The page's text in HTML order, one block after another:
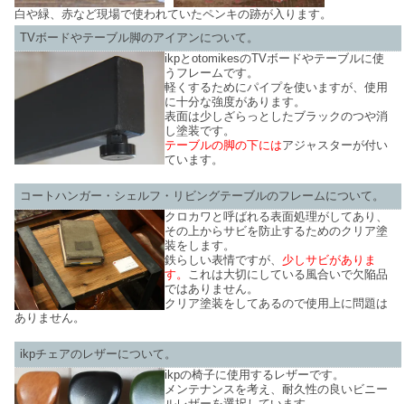
白や緑、赤など現場で使われていたペンキの跡が入ります。
TVボードやテーブル脚のアイアンについて。
ikpとotomikesのTVボードやテーブルに使
うフレームです。
軽くするためにパイプを使いますが、使用
に十分な強度があります。
表面は少しざらっとしたブラックのつや消
し塗装です。
テーブルの脚の下にはアジャスターが付い
ています。
コートハンガー・シェルフ・リビングテーブルのフレームについて。
クロカワと呼ばれる表面処理がしてあり、
その上からサビを防止するためのクリア塗
装をします。
鉄らしい表情ですが、 少しサビがありま
す。
これは大切にしている風合いで欠陥品
ではありません。
クリア塗装をしてあるので使用上に問題は
ありません。
ikpチェアのレザーについて。
ikpの椅子に使用するレザーです。
メンテナンスを考え、耐久性の良いビニー